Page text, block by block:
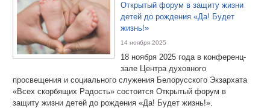
Открытый форум в защиту жизни
детей до рождения «Да! Будет
жизнь!»
14 ноября 2025
18 ноября 2025 года в конференц-
зале Центра духовного
просвещения и социального служения Белорусского Экзархата
«Всех скорбящих Радость» состоится Открытый форум в
защиту жизни детей до рождения «Да! Будет жизнь!».